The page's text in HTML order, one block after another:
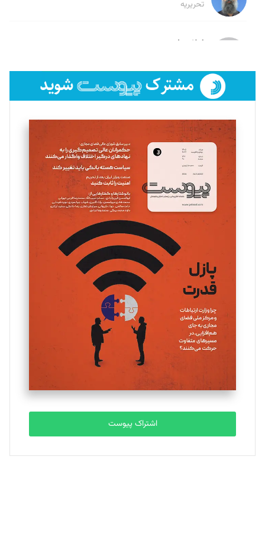
تحریریه
لیلا حنارود
فائزه فتحی رستمی
تحریریه
سروش کرمیان
تحریریه
مینا پاکدل
یسنا امان‌پور
تحریریه
ملینا جعفری
تحریریه
مصطفی مسجدی آرانی
تحریریه
بابک نقاش
تحریریه
اشتراک پیوست